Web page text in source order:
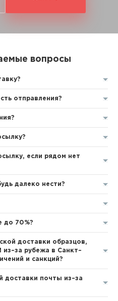
вопросы
отправления?
если рядом нет
далеко нести?
до 70%?
доставки образцов,
из–за рубежа в Санкт–
и санкций?
доставки почты из–за